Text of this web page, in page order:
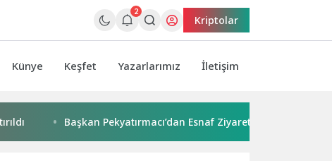
2
Kriptolar
Künye Keşfet Yazarlarımız İletişim
Başkan Pekyatırmacı’dan Esnaf Ziyareti